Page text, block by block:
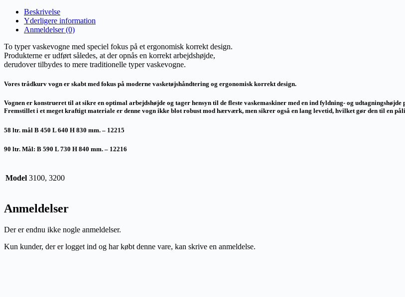
Beskrivelse
Yderligere information
Anmeldelser (0)
To typer vaskevogne med speciel fokus på et ergonomisk korrekt design.
Produkterne er udført således, at der opnås en korrekt arbejdshøjde,
derudover tilbydes to mere traditionelle typer vaskevogne.
Vores trådkurv vogn er skabt med fokus på moderne vasketøjshåndtering og ergonomisk korrekt design.
Vognen er konstrueret til at sikre en optimal arbejdshøjde og tager hensyn til de fleste vaskemaskiner med en ind fyldning- og udtagningshøjde
Fremstillet i et meget kraftigt materiale er denne vogn ikke blot robust mod hærværk, men sikrer også en lang levetid, hvilket gør den til en
58 ltr. mål B 450 L 640 H 830 mm. – 12215
90 ltr. Mål: B 590 L 730 H 840 mm. – 12216
Model 3100, 3200
Anmeldelser
Der er endnu ikke nogle anmeldelser.
Kun kunder, der er logget ind og har købt denne vare, kan skrive en anmeldelse.